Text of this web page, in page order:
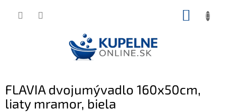
FLAVIA dvojumývadlo 160x50cm,
liaty mramor, biela